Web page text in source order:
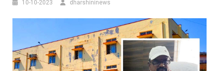
10-10-2023 dharshininews